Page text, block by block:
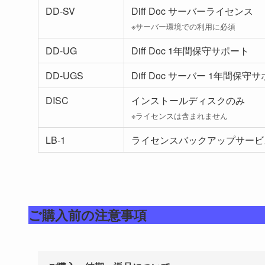
DD-SV
Diff Doc サーバーライセンス
※サーバー環境での利用に必須
DD-UG
Diff Doc 1年間保守サポート
DD-UGS
Diff Doc サーバー 1年間保守サ
DISC
インストールディスクのみ
※ライセンスは含まれません
LB-1 ライセンスバックアップサー
ご購入前の注意事項